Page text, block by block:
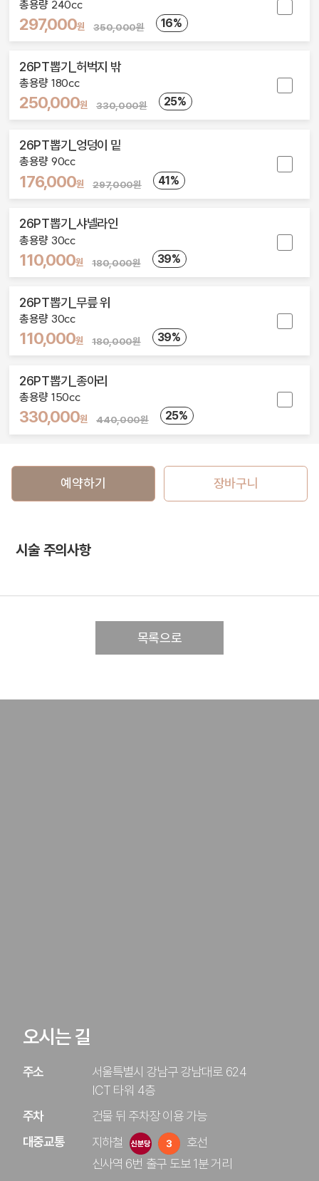
총용량 240cc
297,000원 350,000원 16%
26PT뽑기_허벅지 밖
총용량 180cc
250,000원 330,000원 25%
26PT뽑기_엉덩이 밑
총용량 90cc
176,000원 297,000원 41%
26PT뽑기_샤넬라인
총용량 30cc
110,000원 180,000원 39%
26PT뽑기_무릎 위
총용량 30cc
110,000원 180,000원 39%
26PT뽑기_종아리
총용량 150cc
330,000원 440,000원 25%
예약하기 장바구니
시술 주의사항
목록으로
오시는 길
주소
주차
대중교통
서울특별시 강남구 강남대로 624
ICT 타워 4층
건물 뒤 주차장 이용 가능
지하철
호선
신사역 6번 출구 도보 1분 거리